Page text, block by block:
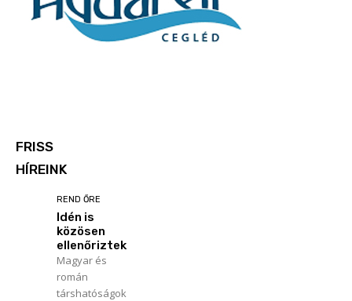
FRISS
HÍREINK
REND ŐRE
Idén is
közösen
ellenőriztek
Magyar és
román
társhatóságok